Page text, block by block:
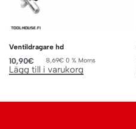
Ventildragare hd
10,90€ 8,69€ 0 % Moms
Lägg till i varukorg